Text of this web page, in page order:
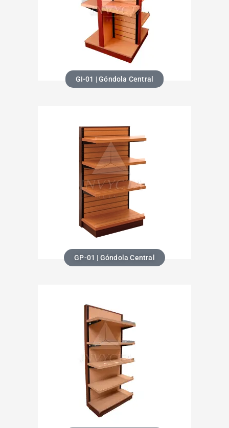
GI-01 | Góndola Central
GP-01 | Góndola Central